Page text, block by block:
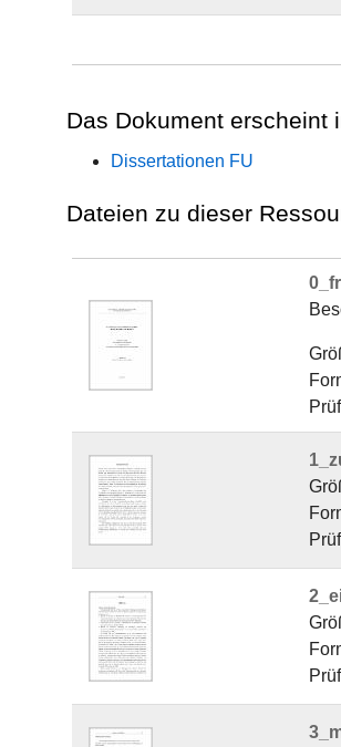
Das Dokument erscheint
Dissertationen FU
Dateien zu dieser